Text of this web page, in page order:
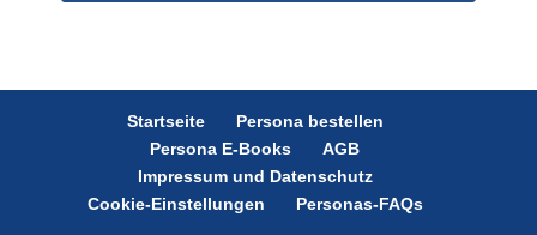
Startseite
Persona bestellen
Persona E-Books
AGB
Impressum und Datenschutz
Cookie-Einstellungen
Personas-FAQs